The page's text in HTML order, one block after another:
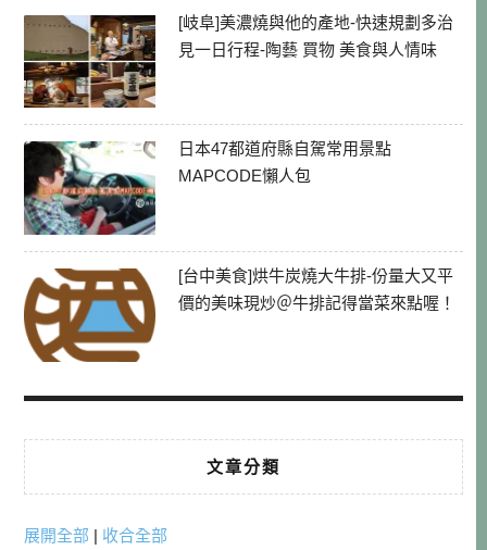
[岐阜]美濃燒與他的產地-快速規劃多治
見一日行程-陶藝 買物 美食與人情味
日本47都道府縣自駕常用景點
MAPCODE懶人包
[台中美食]烘牛炭燒大牛排-份量大又平
價的美味現炒＠牛排記得當菜來點喔！
文章分類
展開全部 | 收合全部